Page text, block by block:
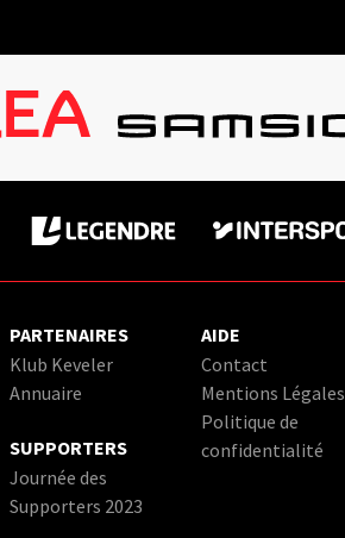
PARTENAIRES
Klub Keveler
Annuaire
SUPPORTERS
Journée des
Supporters 2023
AIDE
Contact
Mentions Légales
Politique de
confidentialité